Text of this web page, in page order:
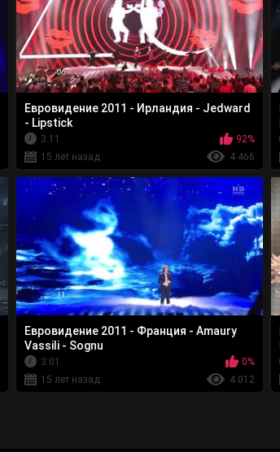
Евровидение 2011 - Ирландия - Jedward
- Lipstick
3:11
92%
15 лет назад
4 466
Евровидение 2011 - Франция - Amaury
Vassili - Sognu
3:01
0%
15 лет назад
4 012